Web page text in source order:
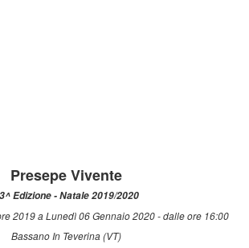
Presepe Vivente
Edizione - Natale 2019/2020
2019 a Lunedì 06 Gennaio 2020 - dalle ore 16:00
Bassano In Teverina (VT)